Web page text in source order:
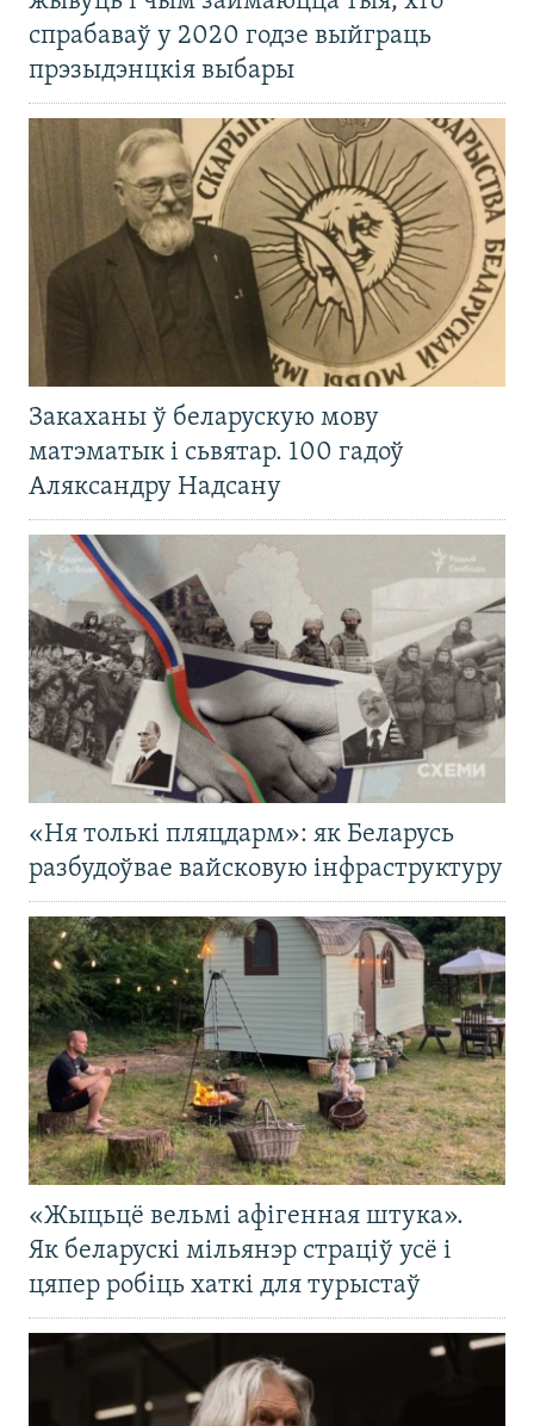
спрабаваў у 2020 годзе выйграць
прэзыдэнцкія выбары
Закаханы ў беларускую мову
матэматык і сьвятар. 100 гадоў
Аляксандру Надсану
«Ня толькі пляцдарм»: як Беларусь
разбудоўвае вайсковую інфраструктуру
«Жыцьцё вельмі афігенная штука».
Як беларускі мільянэр страціў усё і
цяпер робіць хаткі для турыстаў